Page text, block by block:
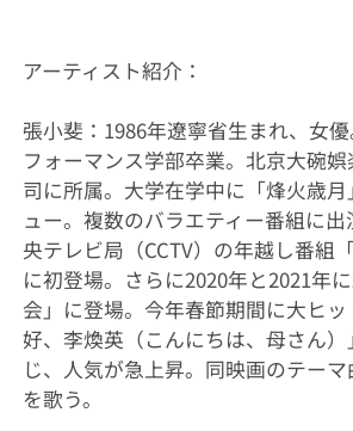
アーティスト紹介：
張小斐：1986年遼寧省生まれ、女
フォーマンス学部卒業。北京大碗
司に所属。大学在学中に「烽火歳
ュー。複数のバラエティー番組に
央テレビ局（CCTV）の年越し番組
に初登場。さらに2020年と2021年
会」に登場。今年春節期間に大ヒ
好、李煥英（こんにちは、母さん
じ、人気が急上昇。同映画のテーマ
を歌う。